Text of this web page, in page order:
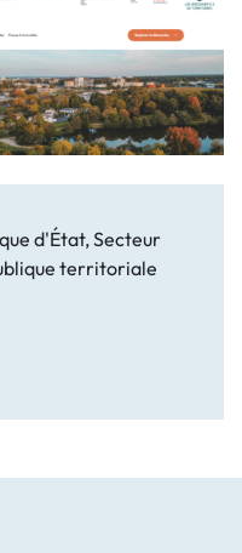
d'État, Secteur
territoriale